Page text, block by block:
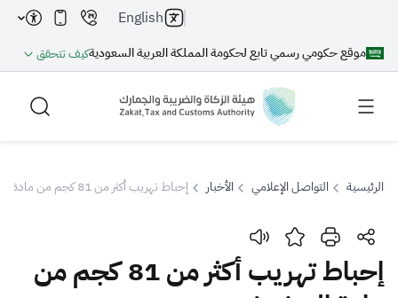
موقع حكومي رسمي تابع لحكومة المملكة العربية السعوديةكيف تتحقق
English
بحث
الرئيسية التواصل الإعلامي الأخبار إحباط تهريب أكثر من 81 كجم من مادة الحشيش
إحباط تهريب أكثر من 81 كجم من